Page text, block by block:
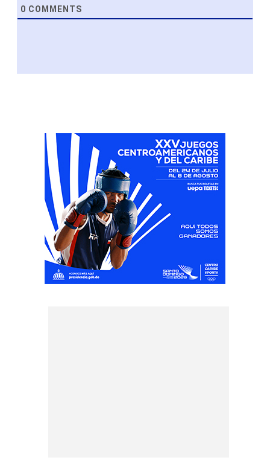
0 COMMENTS